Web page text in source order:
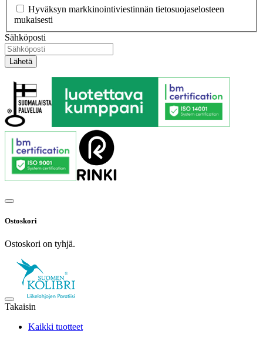
Hyväksyn markkinointiviestinnän tietosuojaselosteen
mukaisesti
Sähköposti
Ostoskori
Ostoskori on tyhjä.
Takaisin
Kaikki tuotteet